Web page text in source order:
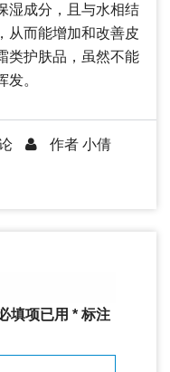
湿成分，且与水相结
从而能增加和改善皮
类护肤品，虽然不能
。
作者 小倩
填项已用 * 标注